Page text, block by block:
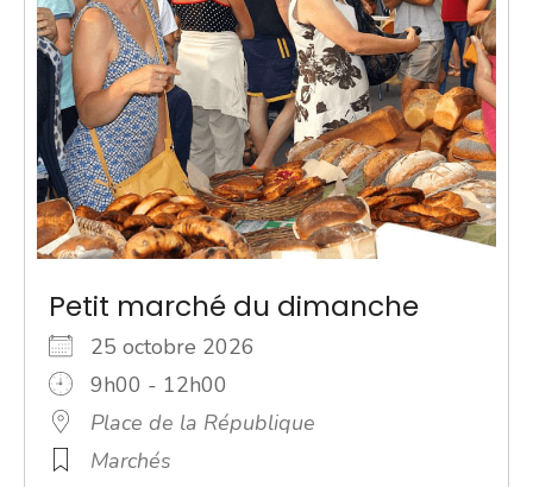
Petit marché du dimanche
25 octobre 2026
9h00 - 12h00
Place de la République
Marchés